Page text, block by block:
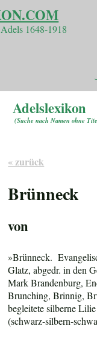
1648-1918
Adelslexikon
(Suche nach Namen ohne
« zurück
Brünneck
von
»Brünneck.
Glatz, abgedr. in den
Mark Brandenburg,
Brunching, Brinnig,
begleitete silberne
(schwarz-silbern-